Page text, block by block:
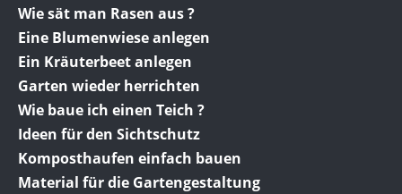
Wie sät man Rasen aus ?
Eine Blumenwiese anlegen
Ein Kräuterbeet anlegen
Garten wieder herrichten
Wie baue ich einen Teich ?
Ideen für den Sichtschutz
Komposthaufen einfach bauen
Material für die Gartengestaltung